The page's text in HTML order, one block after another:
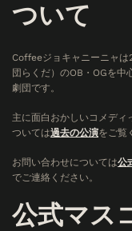
ついて
Coffeeジョキャニーニャ
団らくだ）のOB・OGを中
劇団です。
主に面白おかしいコメディ
ついては過去の公演をご覧
お問い合わせについては公
でご連絡ください。
公式マス